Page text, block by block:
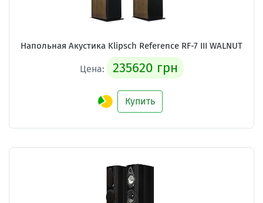
Напольная Акустика Klipsch Reference RF-7 III WALNUT
Цена: 235620 грн
Купить